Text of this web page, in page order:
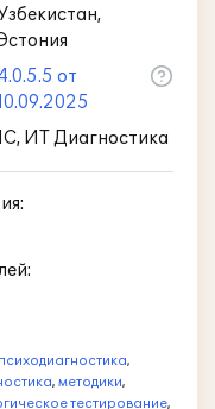
от
ИТ Диагностика
,
, методики,
тестирование,